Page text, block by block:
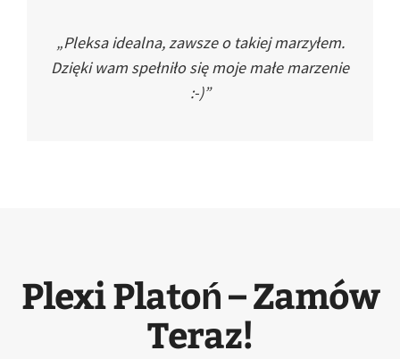
„Pleksa idealna, zawsze o takiej marzyłem.
Dzięki wam spełniło się moje małe marzenie
:-)”
Plexi Platoń – Zamów
Teraz!